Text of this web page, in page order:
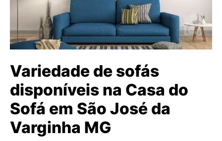
Variedade de sofás
disponíveis na Casa do
Sofá em São José da
Varginha MG